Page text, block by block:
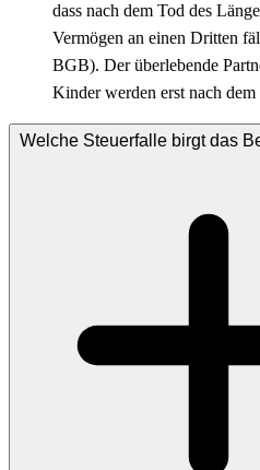
dass nach dem Tod des
Vermögen an einen Dritten
BGB). Der überlebende
Kinder werden erst nach
Welche Steuerfalle birgt das